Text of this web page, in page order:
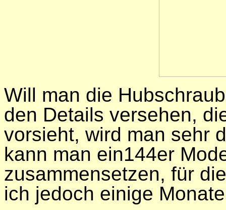
Will man die
den Details versehen,
vorsieht, wird man sehr
kann man ein144er
zusammensetzen, für
ich jedoch einige